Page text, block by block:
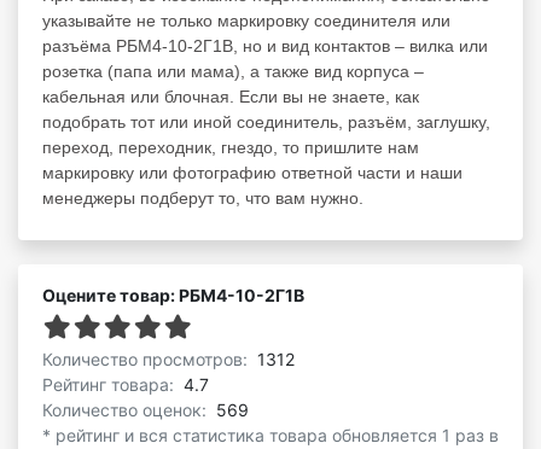
указывайте не только маркировку соединителя или
разъёма РБМ4-10-2Г1В, но и вид контактов – вилка или
розетка (папа или мама), а также вид корпуса –
кабельная или блочная. Если вы не знаете, как
подобрать тот или иной соединитель, разъём, заглушку,
переход, переходник, гнездо, то пришлите нам
маркировку или фотографию ответной части и наши
менеджеры подберут то, что вам нужно.
Оцените товар: РБМ4-10-2Г1В
Количество просмотров: 1312
Рейтинг товара: 4.7
Количество оценок: 569
* рейтинг и вся статистика товара обновляется 1 раз в